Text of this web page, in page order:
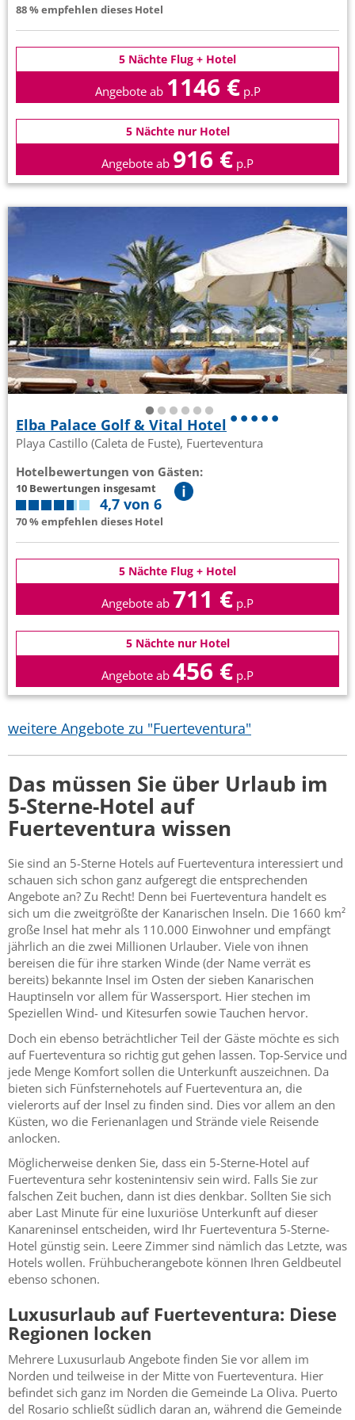
88 % empfehlen dieses Hotel
5 Nächte Flug + Hotel
Angebote ab 1146 € p.P
5 Nächte nur Hotel
Angebote ab 916 € p.P
Elba Palace Golf & Vital Hotel
Playa Castillo (Caleta de Fuste), Fuerteventura
Hotelbewertungen von Gästen:
10 Bewertungen insgesamt
4,7 von 6
70 % empfehlen dieses Hotel
5 Nächte Flug + Hotel
Angebote ab 711 € p.P
5 Nächte nur Hotel
Angebote ab 456 € p.P
weitere Angebote zu "Fuerteventura"
Das müssen Sie über Urlaub im
5-Sterne-Hotel auf
Fuerteventura wissen
Sie sind an 5-Sterne Hotels auf Fuerteventura interessiert und
schauen sich schon ganz aufgeregt die entsprechenden
Angebote an? Zu Recht! Denn bei Fuerteventura handelt es
sich um die zweitgrößte der Kanarischen Inseln. Die 1660 km²
große Insel hat mehr als 110.000 Einwohner und empfängt
jährlich an die zwei Millionen Urlauber. Viele von ihnen
bereisen die für ihre starken Winde (der Name verrät es
bereits) bekannte Insel im Osten der sieben Kanarischen
Hauptinseln vor allem für Wassersport. Hier stechen im
Speziellen Wind- und Kitesurfen sowie Tauchen hervor.
Doch ein ebenso beträchtlicher Teil der Gäste möchte es sich
auf Fuerteventura so richtig gut gehen lassen. Top-Service und
jede Menge Komfort sollen die Unterkunft auszeichnen. Da
bieten sich Fünfsternehotels auf Fuerteventura an, die
vielerorts auf der Insel zu finden sind. Dies vor allem an den
Küsten, wo die Ferienanlagen und Strände viele Reisende
anlocken.
Möglicherweise denken Sie, dass ein 5-Sterne-Hotel auf
Fuerteventura sehr kostenintensiv sein wird. Falls Sie zur
falschen Zeit buchen, dann ist dies denkbar. Sollten Sie sich
aber Last Minute für eine luxuriöse Unterkunft auf dieser
Kanareninsel entscheiden, wird Ihr Fuerteventura 5-Sterne-
Hotel günstig sein. Leere Zimmer sind nämlich das Letzte, was
Hotels wollen. Frühbucherangebote können Ihren Geldbeutel
ebenso schonen.
Luxusurlaub auf Fuerteventura: Diese
Regionen locken
Mehrere Luxusurlaub Angebote finden Sie vor allem im
Norden und teilweise in der Mitte von Fuerteventura. Hier
befindet sich ganz im Norden die Gemeinde La Oliva. Puerto
del Rosario schließt südlich daran an, während die Gemeinde